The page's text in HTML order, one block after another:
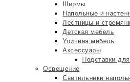
Ширмы
Напольные и
Лестницы и
Детская мебель
Уличная мебель
Аксессуары
Подставки
Освещение
Светильники